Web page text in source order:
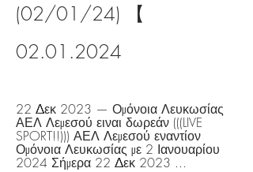
(02/01/24) 【
02.01.2024
22 Δεκ 2023 — Ομόνοια Λευκωσίας
ΑΕΛ Λεμεσού ειναι δωρεάν (((LIVE
SPORT!!))) ΑΕΛ Λεμεσού εναντίον
Ομόνοια Λευκωσίας με 2 Ιανουαρίου
2024 Σήμερα 22 Δεκ 2023 ...